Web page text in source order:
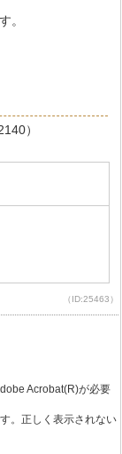
。
）
（ID:25463）
Acrobat(R)が必要
。正しく表示されない